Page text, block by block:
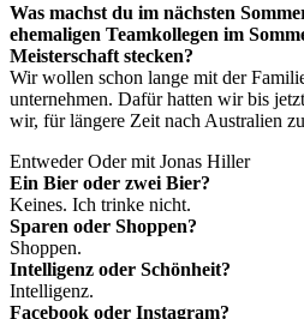
Was machst du im nächsten
ehemaligen Teamkollegen im
Meisterschaft stecken?
Wir wollen schon lange mit der
unternehmen. Dafür hatten wir bis
wir, für längere Zeit nach Australien
Entweder Oder mit Jonas Hiller
Ein Bier oder zwei Bier?
Keines. Ich trinke nicht.
Sparen oder Shoppen?
Shoppen.
Intelligenz oder Schönheit?
Intelligenz.
Facebook oder Instagram?